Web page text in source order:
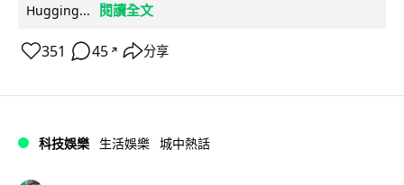
Hugging...
閱讀全文
351 45 ↗ 分享
科技娛樂 生活娛樂 城中熱話